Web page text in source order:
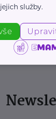
přehled
služby.